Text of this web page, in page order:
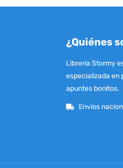
¿Quiénes
Librería Stormy
especializada en
apuntes bonitos.
Envíos